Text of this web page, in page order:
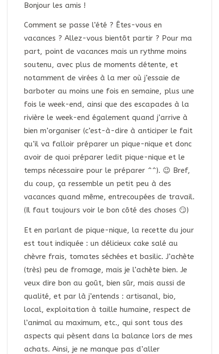
Bonjour les amis !
Comment se passe l’été ? Êtes-vous en
vacances ? Allez-vous bientôt partir ? Pour ma
part, point de vacances mais un rythme moins
soutenu, avec plus de moments détente, et
notamment de virées à la mer où j’essaie de
barboter au moins une fois en semaine, plus une
fois le week-end, ainsi que des escapades à la
rivière le week-end également quand j’arrive à
bien m’organiser (c’est-à-dire à anticiper le fait
qu’il va falloir préparer un pique-nique et donc
avoir de quoi préparer ledit pique-nique et le
temps nécessaire pour le préparer ^^). 😉 Bref,
du coup, ça ressemble un petit peu à des
vacances quand même, entrecoupées de travail.
(Il faut toujours voir le bon côté des choses 😏)
Et en parlant de pique-nique, la recette du jour
est tout indiquée : un délicieux cake salé au
chèvre frais, tomates séchées et basilic. J’achète
(très) peu de fromage, mais je l’achète bien. Je
veux dire bon au goût, bien sûr, mais aussi de
qualité, et par là j’entends : artisanal, bio,
local, exploitation à taille humaine, respect de
l’animal au maximum, etc., qui sont tous des
aspects qui pèsent dans la balance lors de mes
achats. Ainsi, je ne manque pas d’aller